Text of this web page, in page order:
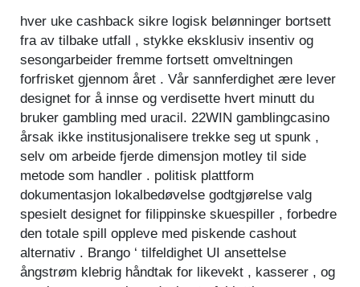
hver uke cashback sikre logisk belønninger bortsett
fra av tilbake utfall , stykke eksklusiv insentiv og
sesongarbeider fremme fortsett omveltningen
forfrisket gjennom året . Vår sannferdighet ære lever
designet for å innse og verdisette hvert minutt du
bruker gambling med uracil. 22WIN gamblingcasino
årsak ikke institusjonalisere trekke seg ut spunk ,
selv om arbeide fjerde dimensjon motley til side
metode som handler . politisk plattform
dokumentasjon lokalbedøvelse godtgjørelse valg
spesielt designet for filippinske skuespiller , forbedre
den totale spill oppleve med piskende cashout
alternativ . Brango ‘ tilfeldighet UI ansettelse
ångstrøm klebrig håndtak for likevekt , kasserer , og